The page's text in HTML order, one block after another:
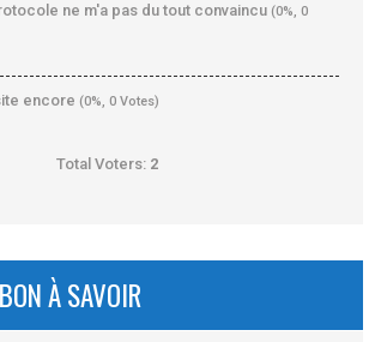
ne m'a pas du tout convaincu (0%, 0
encore (0%, 0 Votes)
Total Voters: 2
À SAVOIR